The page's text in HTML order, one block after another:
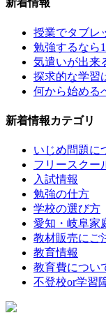
新着情報
授業でタブレ
勉強するなら
気遣いが出来
探求的な学習
何から始める
新着情報カテゴリ
いじめ問題に
フリースクー
入試情報
勉強の仕方
学校の選び方
愛知・岐阜家
教材販売にご
教育情報
教育費につい
不登校or学習